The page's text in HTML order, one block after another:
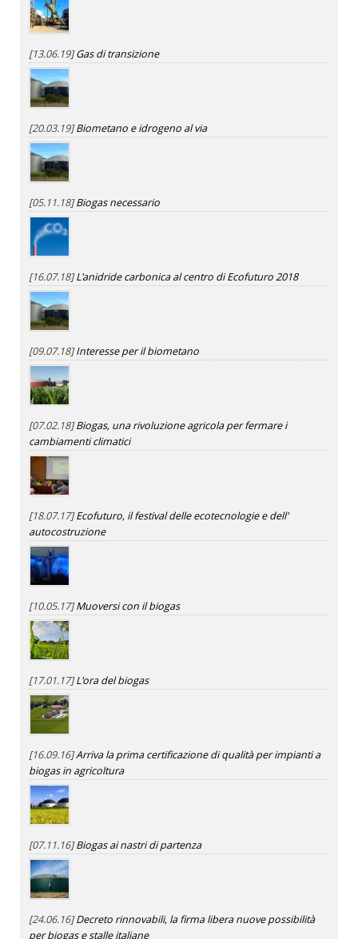
[13.06.19]Gas di transizione
[20.03.19]Biometano e idrogeno al via
[05.11.18]Biogas necessario
[16.07.18]L'anidride carbonica al centro di Ecofuturo 2018
[09.07.18]Interesse per il biometano
[07.02.18]Biogas, una rivoluzione agricola per fermare i
cambiamenti climatici
[18.07.17]Ecofuturo, il festival delle ecotecnologie e dell'
autocostruzione
[10.05.17]Muoversi con il biogas
[17.01.17]L'ora del biogas
[16.09.16]Arriva la prima certificazione di qualità per impianti a
biogas in agricoltura
[07.11.16]Biogas ai nastri di partenza
[24.06.16]Decreto rinnovabili, la firma libera nuove possibilità
per biogas e stalle italiane